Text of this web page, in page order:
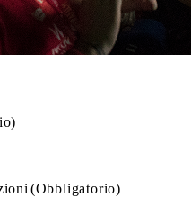
(Obbligatorio)